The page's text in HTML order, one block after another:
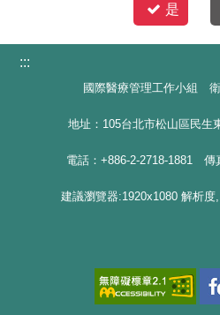
是
:::
國際醫療管理工作小組
地址：105台北市松山區民生
電話：+886-2-2718-1881 傳
建議瀏覽器:1920x1080 解析